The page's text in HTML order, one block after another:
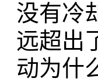
没有冷
远超出
动为什